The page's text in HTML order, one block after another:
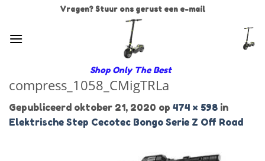
inhoud
Vragen? Stuur ons gerust een e-mail
Shop Only The Best
compress_1058_CMigTRLa
Gepubliceerd oktober 21, 2020 op 474 × 598 in
Elektrische Step Cecotec Bongo Serie Z Off Road